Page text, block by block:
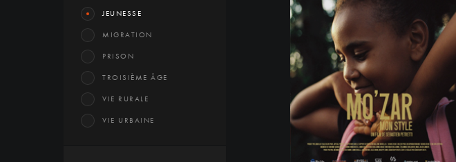
JEUNESSE
MIGRATION
PRISON
TROISIÈME ÂGE
VIE RURALE
VIE URBAINE